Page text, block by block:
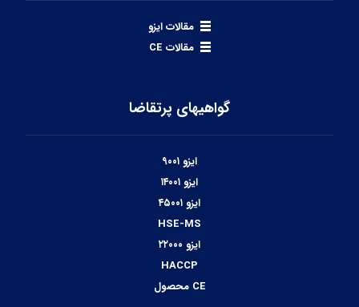
مقالات ایزو
مقالات CE
گواهیهای پرتقاضا
ایزو ۹۰۰۱
ایزو ۱۴۰۰۱
ایزو ۴۵۰۰۱
HSE-MS
ایزو ۲۲۰۰۰
HACCP
CE محصول